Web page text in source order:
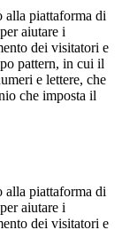
alla piattaforma di
aiutare i
dei visitatori e
pattern, in cui il
e lettere, che
che imposta il
alla piattaforma di
aiutare i
dei visitatori e